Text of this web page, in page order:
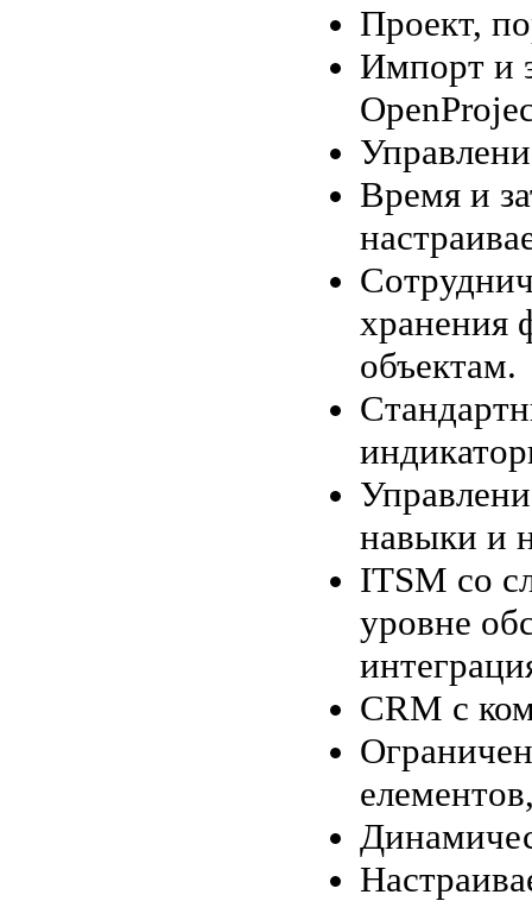
Проект,
Импорт и
Время и
хранения
объектам.
навыки и
ITSM со
уровне
CRM с